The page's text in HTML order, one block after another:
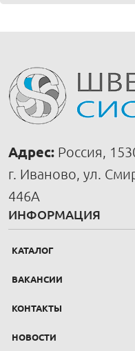
Адрес: Россия,
г. Иваново, ул.
446А
ИНФОРМАЦИЯ
КАТАЛОГ
ВАКАНСИИ
КОНТАКТЫ
НОВОСТИ